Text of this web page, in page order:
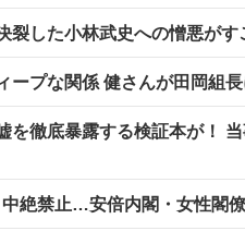
裂した小林武史への憎悪がす
ープな関係 健さんが田岡組
を徹底暴露する検証本が！
絶禁止…安倍内閣・女性閣